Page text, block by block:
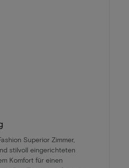
Superior Zimmer,
stilvoll eingerichteten
Komfort für einen